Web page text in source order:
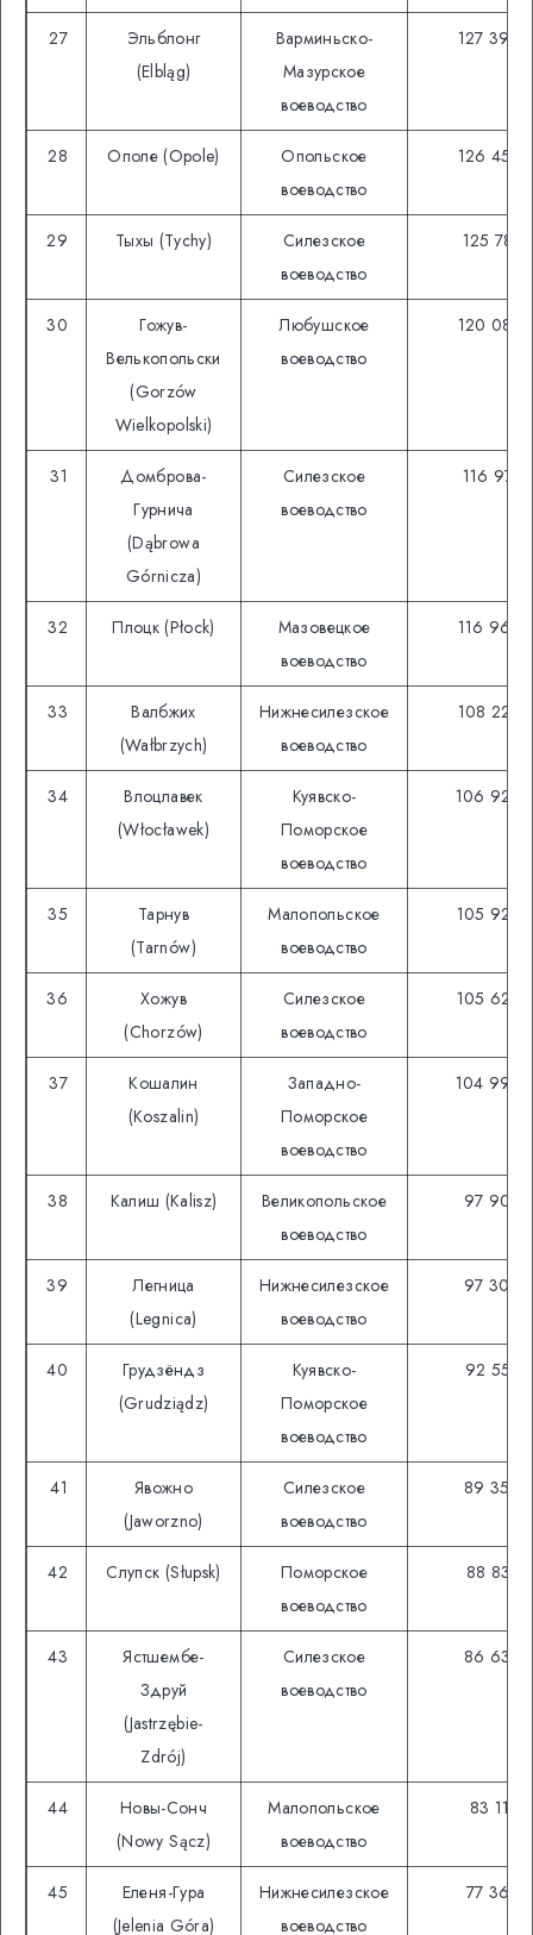
27
Эльблонг
(Elbląg)
Варминьско-
Мазурское
воеводство
127 390
28 Ополе (Opole)
Опольское
воеводство
126 458
29 Тыхы (Tychy)
Силезское
воеводство
125 781
30
Гожув-
Велькопольски
(Gorzów
Wielkopolski)
Любушское
воеводство
120 087
31
Домброва-
Гурнича
(Dąbrowa
Górnicza)
Силезское
воеводство
116 971
32 Плоцк (Płock)
Мазовецкое
воеводство
116 962
33
Валбжих
(Wałbrzych)
Нижнесилезское
воеводство
108 222
34
Влоцлавек
(Włocławek)
Куявско-
Поморское
воеводство
106 928
35
Тарнув
(Tarnów)
Малопольское
воеводство
105 922
36
Хожув
(Chorzów)
Силезское
воеводство
105 628
37
Кошалин
(Koszalin)
Западно-
Поморское
воеводство
104 994
38 Калиш (Kalisz)
Великопольское
воеводство
97 905
39
Легница
(Legnica)
Нижнесилезское
воеводство
97 300
40
Грудзёндз
(Grudziądz)
Куявско-
Поморское
воеводство
92 552
41
Явожно
(Jaworzno)
Силезское
воеводство
89 350
42 Слупск (Słupsk)
Поморское
воеводство
88 835
43
Ястшембе-
Здруй
(Jastrzębie-
Zdrój)
Силезское
воеводство
86 632
44
Новы-Сонч
(Nowy Sącz)
Малопольское
воеводство
83 116
45
Еленя-Гура
(Jelenia Góra)
Нижнесилезское
воеводство
77 366